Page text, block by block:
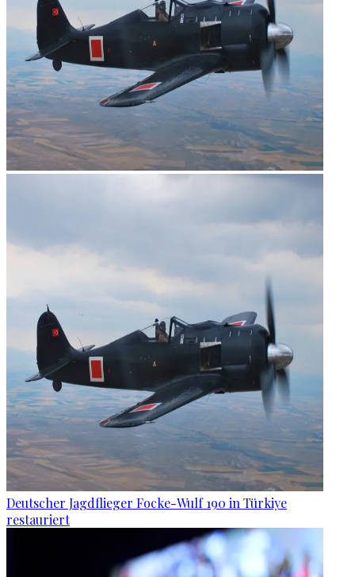
Deutscher Jagdflieger Focke-Wulf 190 in Türkiye
restauriert